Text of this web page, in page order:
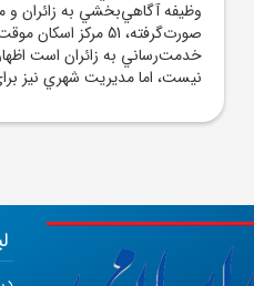
وظيفه آگاهي‌بخشي به زائران و
خدمت‌رساني به زائران است
نيست، اما مديريت شهري نيز